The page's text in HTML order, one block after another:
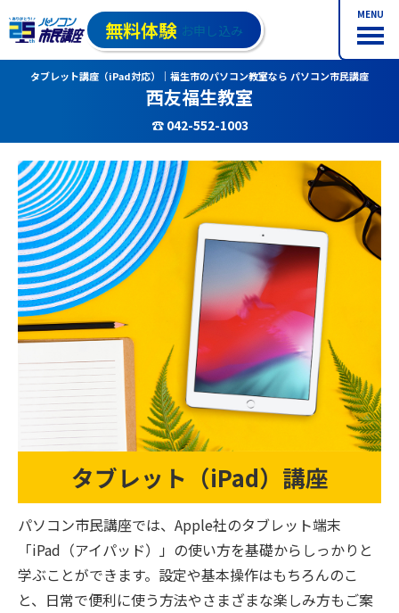
MENU
無料体験 お申し込み
タブレット講座（iPad対応）｜福生市のパソコン教室なら パソコン市民講座
西友福生教室
☎ 042-552-1003
タブレット（iPad）講座
パソコン市民講座では、Apple社のタブレット端末
「iPad（アイパッド）」の使い方を基礎からしっかりと
学ぶことができます。設定や基本操作はもちろんのこ
と、日常で便利に使う方法やさまざまな楽しみ方もご案